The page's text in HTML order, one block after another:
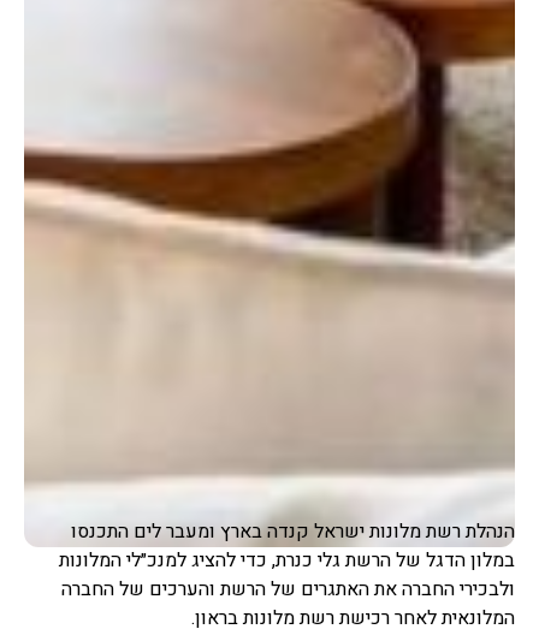
הנהלת רשת מלונות ישראל קנדה בארץ ומעבר לים התכנסו
במלון הדגל של הרשת גלי כנרת, כדי להציג למנכ״לי המלונות
ולבכירי החברה את האתגרים של הרשת והערכים של החברה
המלונאית לאחר רכישת רשת מלונות בראון.